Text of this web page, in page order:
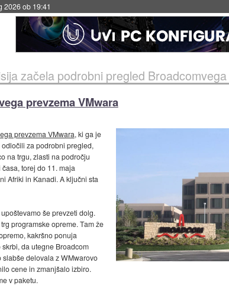
2026 ob 19:41
začela podrobni pregled Broadcomvega
prevzema VMwara
prevzema VMwara, ki ga je
za podrobni pregled,
na trgu, zlasti na področju
torej do 11. maja
Afriki in Kanadi. A ključni sta
še prevzeti dolg.
programske opreme. Tam že
kakršno ponuja
da utegne Broadcom
delovala z WMwarovo
cene in zmanjšalo izbiro.
v paketu.